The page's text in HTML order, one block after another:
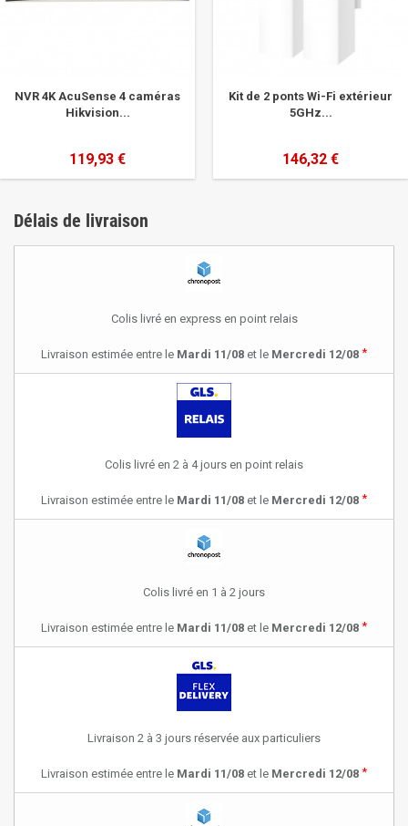
NVR 4K AcuSense 4 caméras
Hikvision...
119,93 €
Kit de 2 ponts Wi-Fi extérieur
5GHz...
146,32 €
Délais de livraison
Colis livré en express en point relais
Livraison estimée entre le Mardi 11/08 et le Mercredi 12/08 *
Colis livré en 2 à 4 jours en point relais
Livraison estimée entre le Mardi 11/08 et le Mercredi 12/08 *
Colis livré en 1 à 2 jours
Livraison estimée entre le Mardi 11/08 et le Mercredi 12/08 *
Livraison 2 à 3 jours réservée aux particuliers
Livraison estimée entre le Mardi 11/08 et le Mercredi 12/08 *